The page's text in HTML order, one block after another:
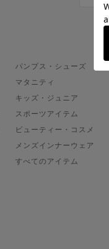
パンプス・シューズ
マタニティ
キッズ・ジュニア
スポーツアイテム
ビューティー・コスメ
メンズインナーウェア
すべてのアイテム